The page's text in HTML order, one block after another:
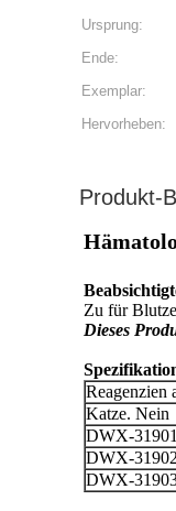
Ursprung:
Ende:
Exemplar:
Hervorheben:
Produkt-
Zu für
Dieses
Katze. Nein
DWX-31901
DWX-31902
DWX-